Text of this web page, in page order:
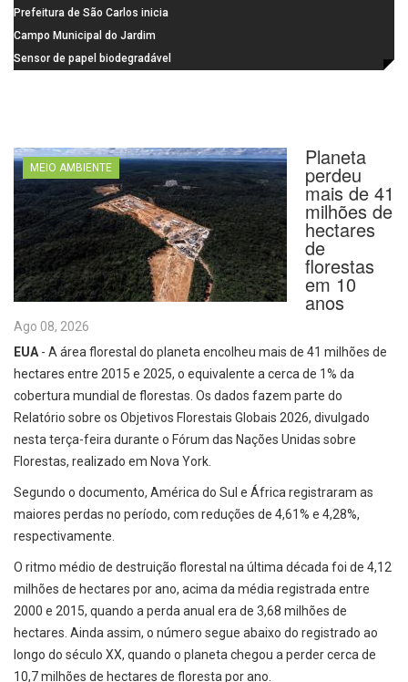
de Dia dos Pais neste domingo (9)
na Praça dos Advogados
Prefeitura de São Carlos inicia
instalação de ovitrampas para
monitoramento de arboviroses
Campo Municipal do Jardim
Cruzado recebe nova iluminação e
Sensor de papel biodegradável
MEIO AMBIENTE Planeta
perdeu
mais de 41
milhões de
hectares
de
florestas
em 10
anos
Ago 08, 2026
EUA - A área florestal do planeta encolheu mais de 41 milhões de
hectares entre 2015 e 2025, o equivalente a cerca de 1% da
cobertura mundial de florestas. Os dados fazem parte do
Relatório sobre os Objetivos Florestais Globais 2026, divulgado
nesta terça-feira durante o Fórum das Nações Unidas sobre
Florestas, realizado em Nova York.
Segundo o documento, América do Sul e África registraram as
maiores perdas no período, com reduções de 4,61% e 4,28%,
respectivamente.
O ritmo médio de destruição florestal na última década foi de 4,12
milhões de hectares por ano, acima da média registrada entre
2000 e 2015, quando a perda anual era de 3,68 milhões de
hectares. Ainda assim, o número segue abaixo do registrado ao
longo do século XX, quando o planeta chegou a perder cerca de
10,7 milhões de hectares de floresta por ano.